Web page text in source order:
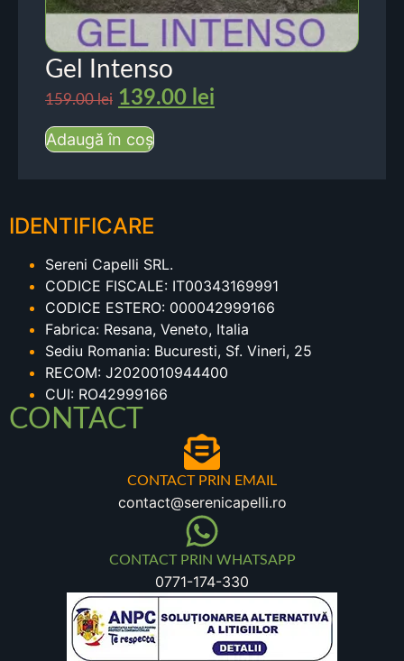
Gel Intenso
159.00lei 139.00 lei
Adaugă în coș
IDENTIFICARE
Sereni Capelli SRL.
CODICE FISCALE: IT00343169991
CODICE ESTERO: 000042999166
Fabrica: Resana, Veneto, Italia
Sediu Romania: Bucuresti, Sf. Vineri, 25
RECOM: J2020010944400
CUI: RO42999166
CONTACT
CONTACT PRIN EMAIL
contact@serenicapelli.ro
CONTACT PRIN WHATSAPP
0771-174-330